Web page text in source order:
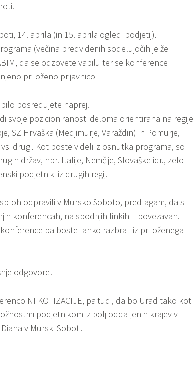
14. aprila (in 15. aprila ogledi podjetij).
(večina predvidenih sodelujočih je že
da se odzovete vabilu ter se konference
priloženo prijavnico.
posredujete naprej.
svoje pozicioniranosti deloma orientirana na regije
SZ Hrvaška (Medjimurje, Varaždin) in Pomurje,
drugi. Kot boste videli iz osnutka programa, so
držav, npr. Italije, Nemčije, Slovaške idr., zelo
podjetniki iz drugih regij.
odpravili v Mursko Soboto, predlagam, da si
konferencah, na spodnjih linkih – povezavah.
pa boste lahko razbrali iz priloženega
odgovore!
NI KOTIZACIJE, pa tudi, da bo Urad tako kot
podjetnikom iz bolj oddaljenih krajev v
v Murski Soboti.